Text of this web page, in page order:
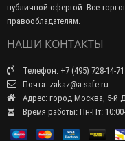
публичной офертой. Все
правообладателям.
НАШИ КОНТАКТЫ
Телефон: +7 (495) 728-14-71
Почта: zakaz@a-safe.ru
Адрес: город Москва, 5-й
Время работы: Пн-Пт: